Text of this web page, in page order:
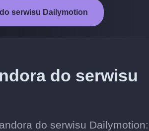
serwisu Dailymotion
do serwisu
do serwisu Dailymotion: